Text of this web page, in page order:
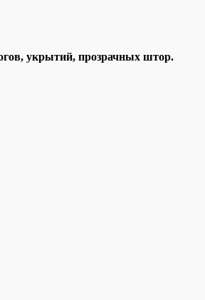
укрытий, прозрачных штор.